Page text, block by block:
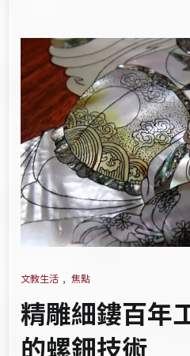
文教生活 , 焦點
精雕細鏤百年
的螺鈿技術